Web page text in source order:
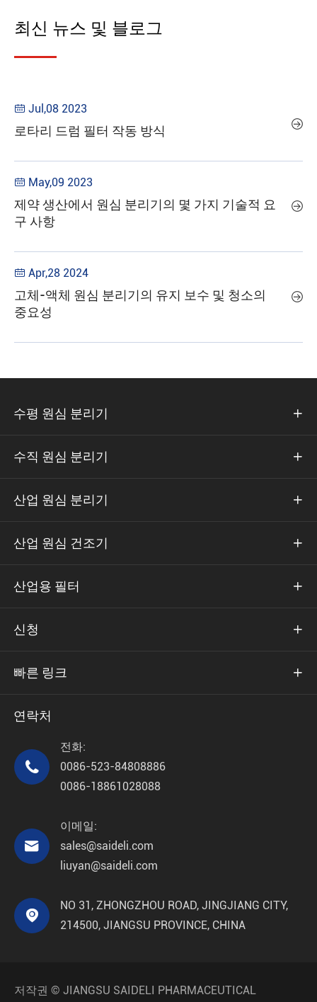
최신 뉴스 및 블로그
 Jul,08 2023
로타리 드럼 필터 작동 방식 
 May,09 2023
제약 생산에서 원심 분리기의 몇 가지 기술적 요
구 사항

 Apr,28 2024
고체-액체 원심 분리기의 유지 보수 및 청소의
중요성

수평 원심 분리기 
수직 원심 분리기 
산업 원심 분리기 
산업 원심 건조기 
산업용 필터 
신청 
빠른 링크 
연락처

전화:
0086-523-84808886
0086-18861028088

이메일:
sales@saideli.com
liuyan@saideli.com

NO 31, ZHONGZHOU ROAD, JINGJIANG CITY,
214500, JIANGSU PROVINCE, CHINA
저작권 © JIANGSU SAIDELI PHARMACEUTICAL